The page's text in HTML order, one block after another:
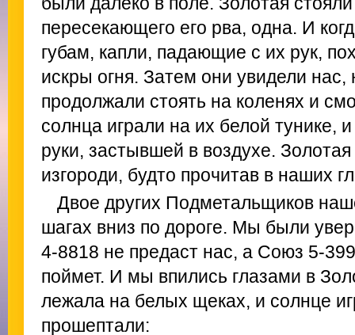
пересекающего его рва, одна. И
губам, капли, падающие с их рук,
искры огня. Затем они увидели
продолжали стоять на коленях и
солнца играли на их белой тунике,
руки, застывшей в воздухе.
изгороди, будто прочитав в наших
Двое других Подметальщиков
шагах вниз по дороге. Мы были
4-8818 не предаст нас, а Союз 5-
поймет. И мы впились глазами в
лежала на белых щеках, и солнце
прошептали: